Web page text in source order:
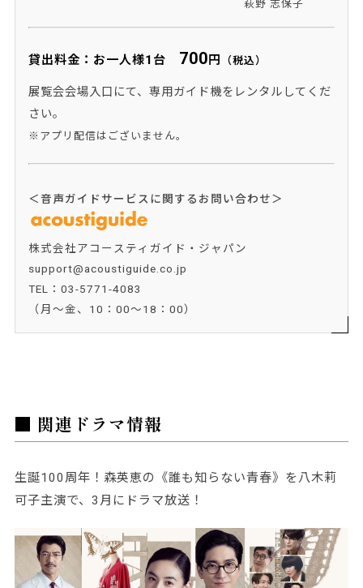
萩野 志保子
貸出料金：お一人様1台 700 円 （税込）
展覧会会場入口にて、専用ガイド機をレンタルしてくだ
さい。
※アプリ配信はございません。
＜音声ガイドサービスに関するお問い合わせ＞
株式会社アコースティガイド・ジャパン
support@acoustiguide.co.jp
TEL： 03-5771-4083
（月～金、10：00～18：00）
■ 関連ドラマ情報
生誕100周年！森英恵の《誰も知らない青春》を八木莉
可子主演で、3月にドラマ放送！